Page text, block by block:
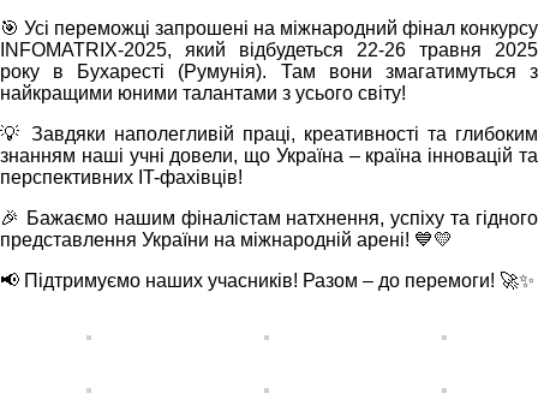
🎯 Усі переможці запрошені на міжнародний фінал конкурсу
INFOMATRIX-2025, який відбудеться 22-26 травня 2025
року в Бухаресті (Румунія). Там вони змагатимуться з
найкращими юними талантами з усього світу!
💡 Завдяки наполегливій праці, креативності та глибоким
знанням наші учні довели, що Україна – країна інновацій та
перспективних IT-фахівців!
🎉 Бажаємо нашим фіналістам натхнення, успіху та гідного
представлення України на міжнародній арені! 💙💛
📢 Підтримуємо наших учасників! Разом – до перемоги! 🚀✨